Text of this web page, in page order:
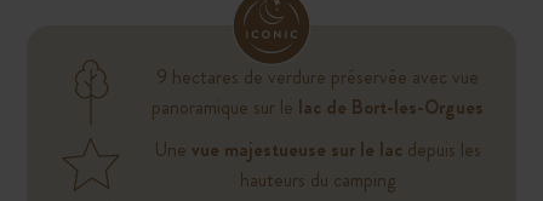
9 hectares de verdure préservée avec vue
panoramique sur le lac de Bort-les-Orgues
Une vue majestueuse sur le lac depuis les
hauteurs du camping